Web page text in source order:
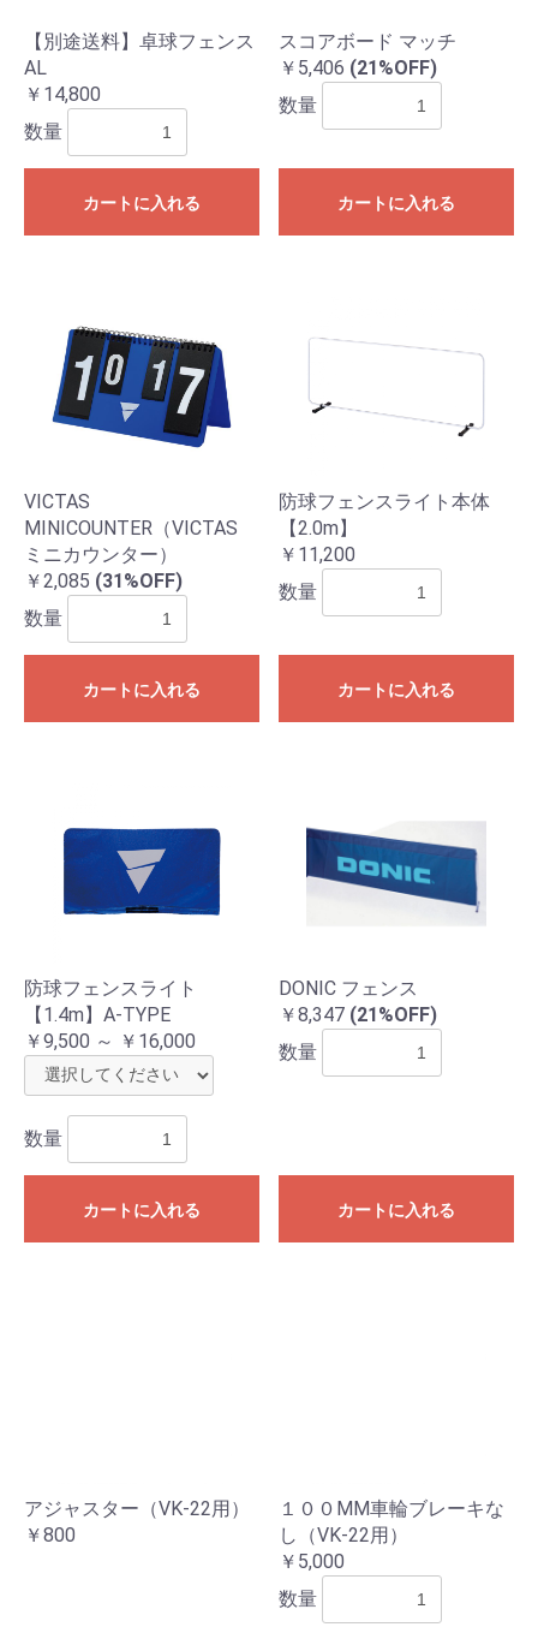
【別途送料】卓球フェンス
AL
￥14,800
数量
カートに入れる
スコアボード マッチ
￥5,406 (21%OFF)
数量
カートに入れる
VICTAS
MINICOUNTER（VICTAS
ミニカウンター）
￥2,085 (31%OFF)
数量
カートに入れる
防球フェンスライト本体
【2.0m】
￥11,200
数量
カートに入れる
防球フェンスライト
【1.4m】A-TYPE
￥9,500 ～ ￥16,000
数量
カートに入れる
DONIC フェンス
￥8,347 (21%OFF)
数量
カートに入れる
アジャスター（VK-22用）
￥800
１００MM車輪ブレーキな
し（VK-22用）
￥5,000
数量
お買い物を続ける カートへ進む